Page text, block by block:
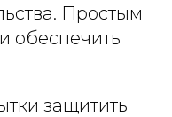
Простым
обеспечить
защитить